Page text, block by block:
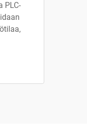
PLC-